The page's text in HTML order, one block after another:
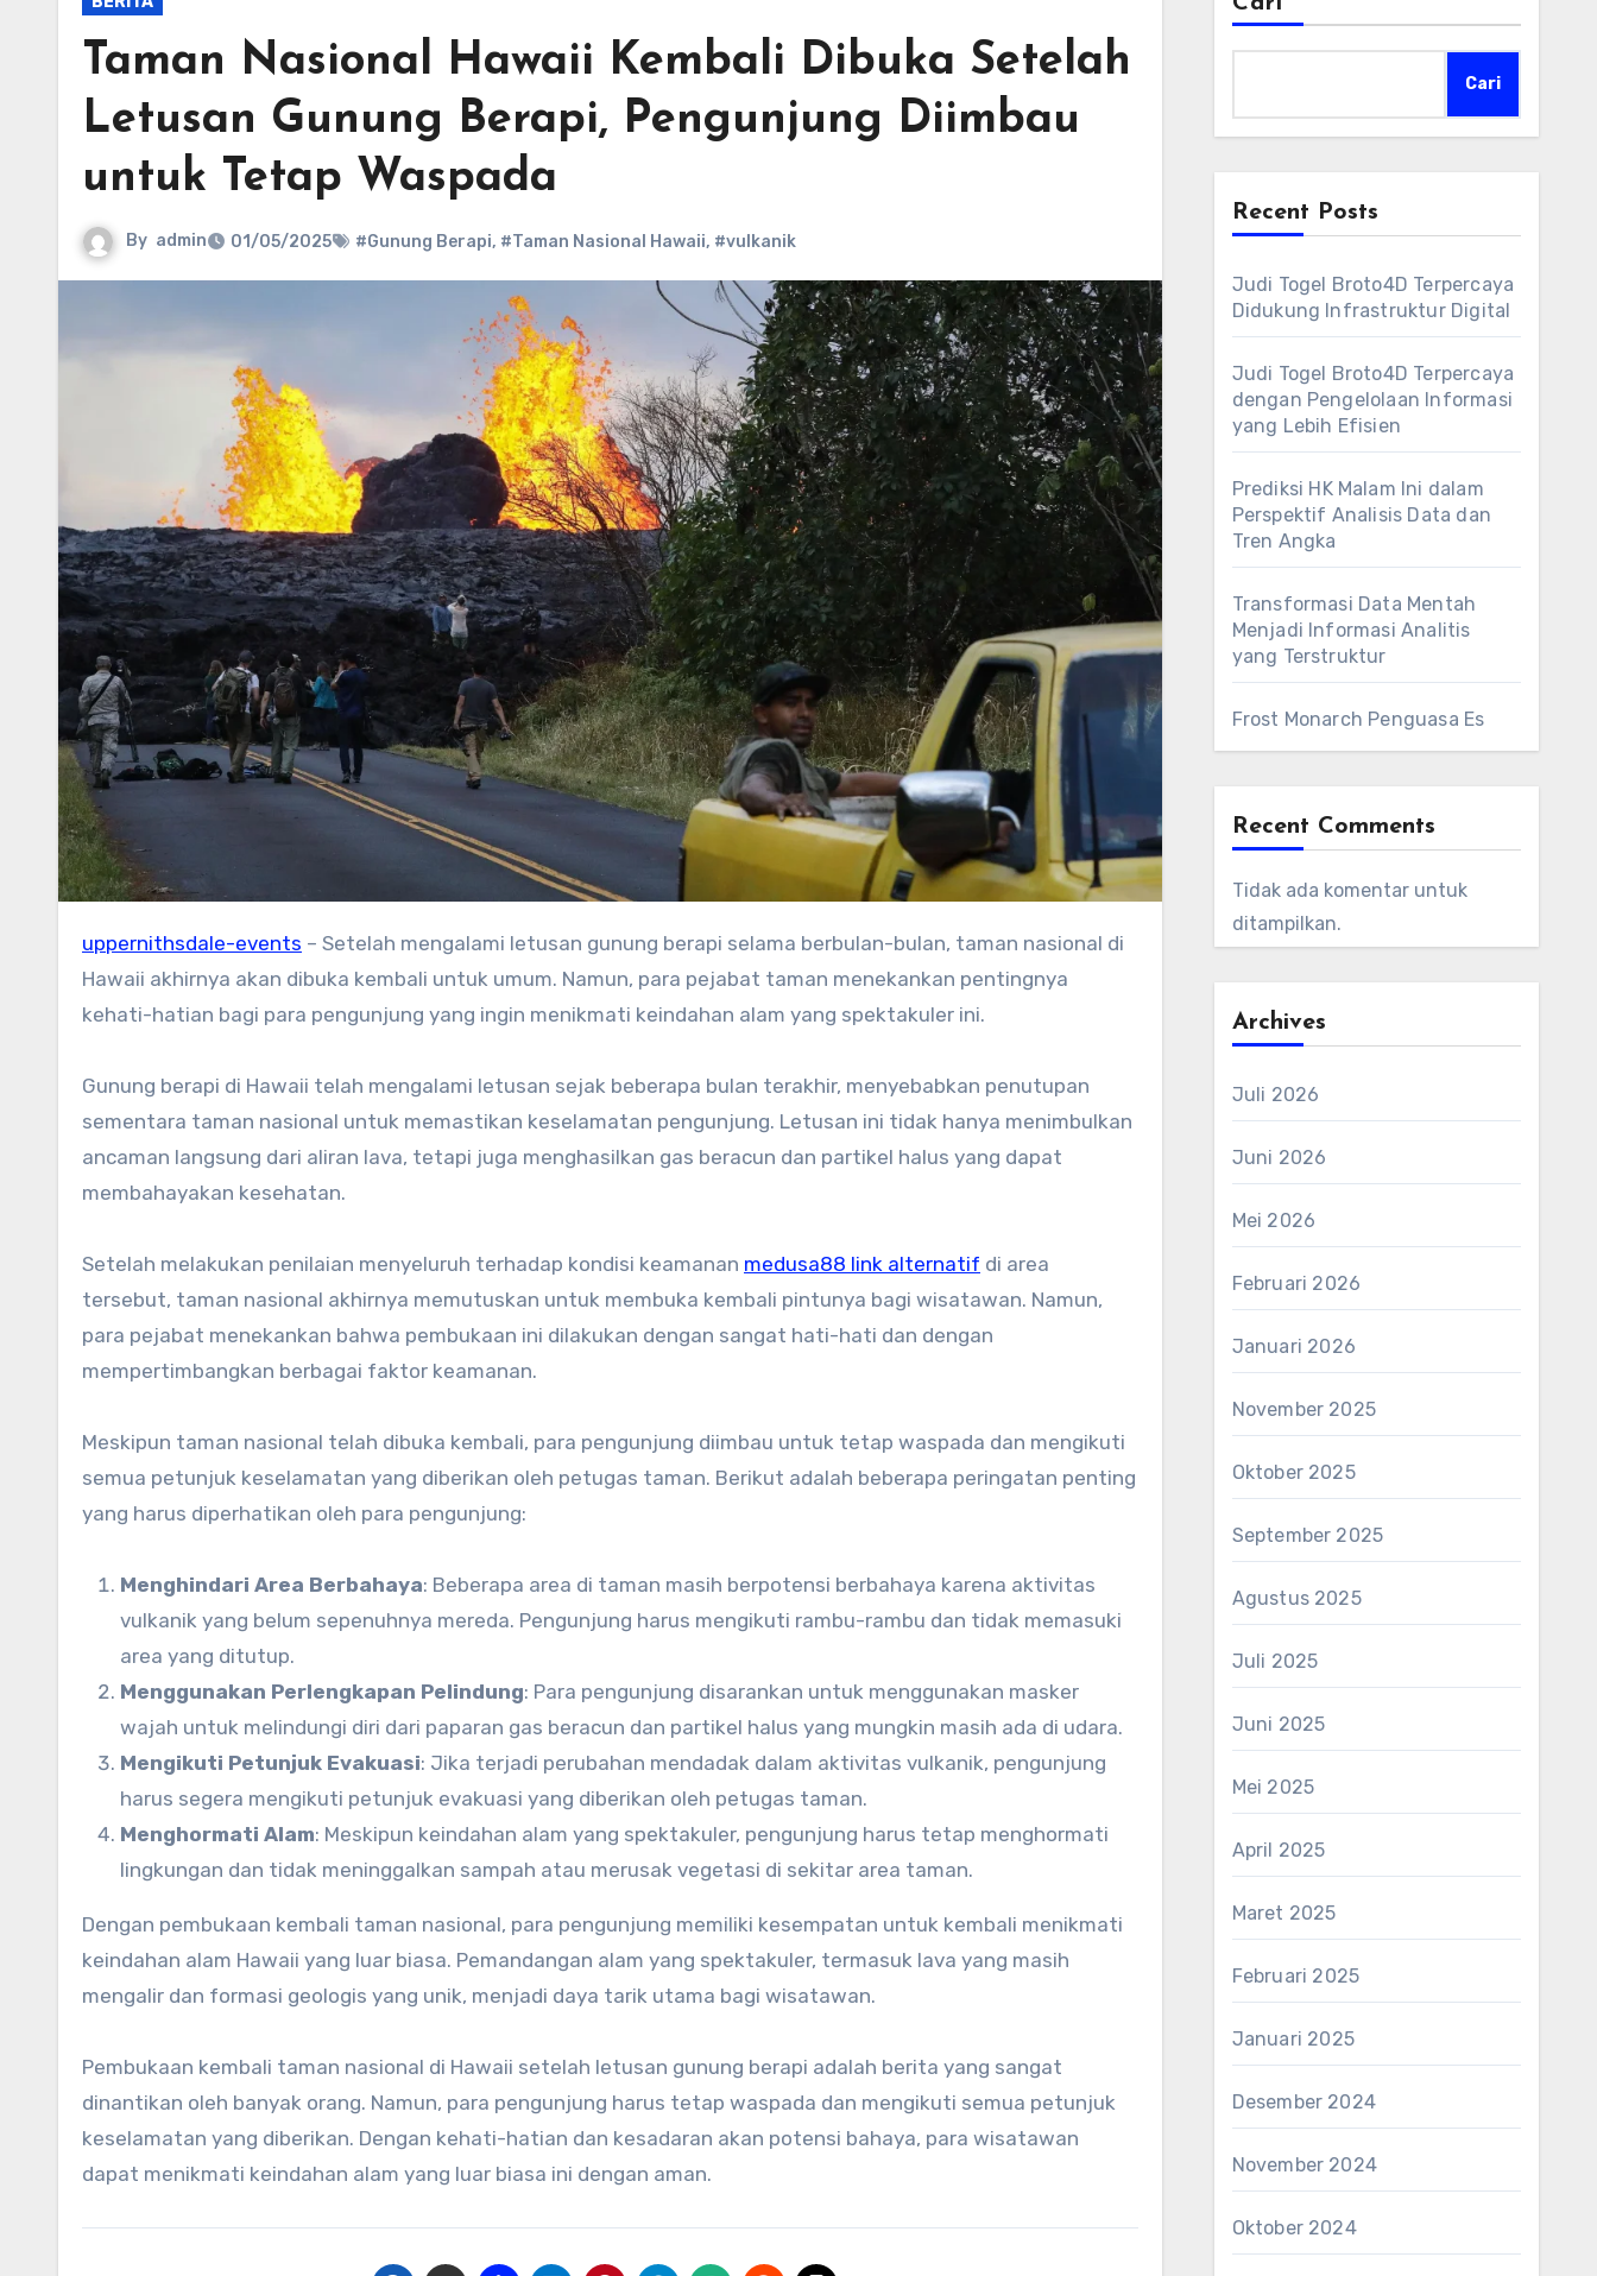
Taman Nasional Hawaii Kembali Dibuka Setelah
Letusan Gunung Berapi, Pengunjung Diimbau
untuk Tetap Waspada
By admin 01/05/2025 #Gunung Berapi, #Taman Nasional Hawaii, #vulkanik
uppernithsdale-events – Setelah mengalami letusan gunung berapi selama berbulan-bulan, taman nasional di
Hawaii akhirnya akan dibuka kembali untuk umum. Namun, para pejabat taman menekankan pentingnya
kehati-hatian bagi para pengunjung yang ingin menikmati keindahan alam yang spektakuler ini.
Gunung berapi di Hawaii telah mengalami letusan sejak beberapa bulan terakhir, menyebabkan penutupan
sementara taman nasional untuk memastikan keselamatan pengunjung. Letusan ini tidak hanya menimbulkan
ancaman langsung dari aliran lava, tetapi juga menghasilkan gas beracun dan partikel halus yang dapat
membahayakan kesehatan.
Setelah melakukan penilaian menyeluruh terhadap kondisi keamanan medusa88 link alternatif di area
tersebut, taman nasional akhirnya memutuskan untuk membuka kembali pintunya bagi wisatawan. Namun,
para pejabat menekankan bahwa pembukaan ini dilakukan dengan sangat hati-hati dan dengan
mempertimbangkan berbagai faktor keamanan.
Meskipun taman nasional telah dibuka kembali, para pengunjung diimbau untuk tetap waspada dan mengikuti
semua petunjuk keselamatan yang diberikan oleh petugas taman. Berikut adalah beberapa peringatan penting
yang harus diperhatikan oleh para pengunjung:
Menghindari Area Berbahaya: Beberapa area di taman masih berpotensi berbahaya karena aktivitas
vulkanik yang belum sepenuhnya mereda. Pengunjung harus mengikuti rambu-rambu dan tidak memasuki
area yang ditutup.
Menggunakan Perlengkapan Pelindung: Para pengunjung disarankan untuk menggunakan masker
wajah untuk melindungi diri dari paparan gas beracun dan partikel halus yang mungkin masih ada di udara.
Mengikuti Petunjuk Evakuasi: Jika terjadi perubahan mendadak dalam aktivitas vulkanik, pengunjung
harus segera mengikuti petunjuk evakuasi yang diberikan oleh petugas taman.
Menghormati Alam: Meskipun keindahan alam yang spektakuler, pengunjung harus tetap menghormati
lingkungan dan tidak meninggalkan sampah atau merusak vegetasi di sekitar area taman.
Dengan pembukaan kembali taman nasional, para pengunjung memiliki kesempatan untuk kembali menikmati
keindahan alam Hawaii yang luar biasa. Pemandangan alam yang spektakuler, termasuk lava yang masih
mengalir dan formasi geologis yang unik, menjadi daya tarik utama bagi wisatawan.
Pembukaan kembali taman nasional di Hawaii setelah letusan gunung berapi adalah berita yang sangat
dinantikan oleh banyak orang. Namun, para pengunjung harus tetap waspada dan mengikuti semua petunjuk
keselamatan yang diberikan. Dengan kehati-hatian dan kesadaran akan potensi bahaya, para wisatawan
dapat menikmati keindahan alam yang luar biasa ini dengan aman.
Cari
Recent Posts
Judi Togel Broto4D Terpercaya
Didukung Infrastruktur Digital
Judi Togel Broto4D Terpercaya
dengan Pengelolaan Informasi
yang Lebih Efisien
Prediksi HK Malam Ini dalam
Perspektif Analisis Data dan
Tren Angka
Transformasi Data Mentah
Menjadi Informasi Analitis
yang Terstruktur
Frost Monarch Penguasa Es
Recent Comments
Tidak ada komentar untuk
ditampilkan.
Archives
Juli 2026
Juni 2026
Mei 2026
Februari 2026
Januari 2026
November 2025
Oktober 2025
September 2025
Agustus 2025
Juli 2025
Juni 2025
Mei 2025
April 2025
Maret 2025
Februari 2025
Januari 2025
Desember 2024
November 2024
Oktober 2024